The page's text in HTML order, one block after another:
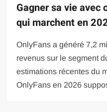
Gagner sa vie
qui marchent en
OnlyFans a généré 7,2
revenus sur le segment
estimations récentes du
OnlyFans en 2026